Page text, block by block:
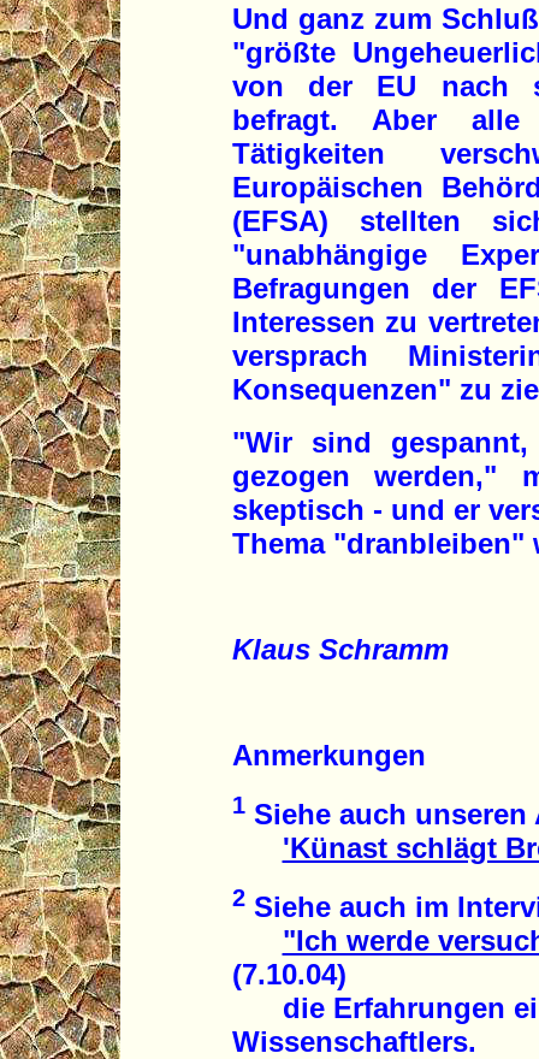
Und ganz zum
"größte
von der EU nach
befragt. Aber
Tätigkeiten
Europäischen
(EFSA) stellten
"unabhängige
Befragungen der
Interessen zu
versprach
Konsequenzen" zu
"Wir sind
gezogen werden,"
skeptisch - und er
Thema "dranbleiben"
Klaus Schramm
Anmerkungen
1Siehe auch unseren
'Künast schlägt
2Siehe auch im
"Ich werde
(7.10.04)
die Erfahrungen
Wissenschaftlers.